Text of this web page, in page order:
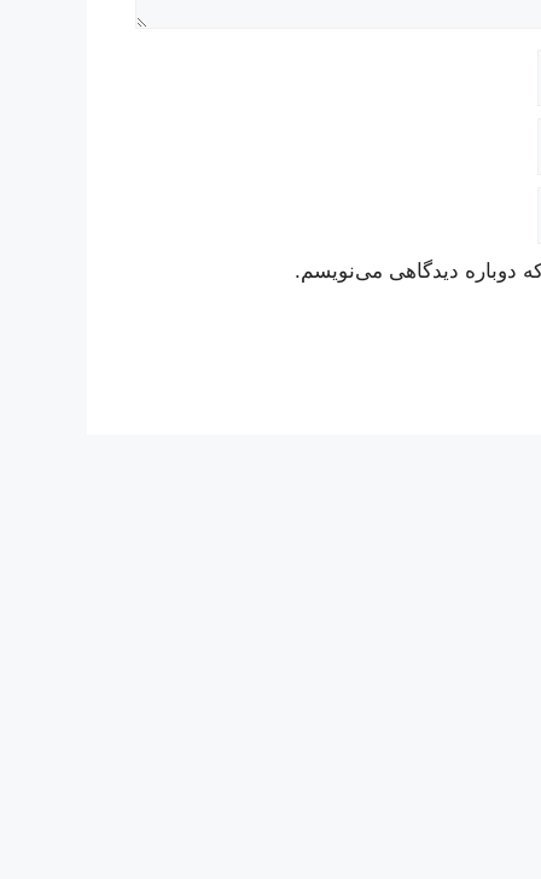
دوباره دیدگاهی می‌نویسم.